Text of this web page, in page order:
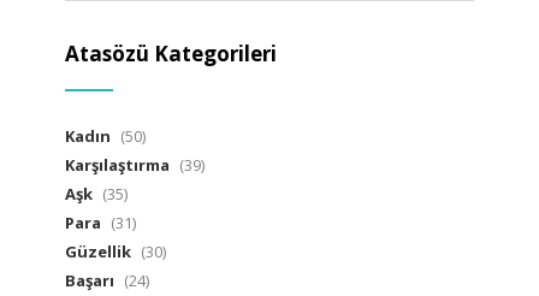
Atasözü Kategorileri
Kadın (50)
Karşılaştırma (39)
Aşk (35)
Para (31)
Güzellik (30)
Başarı (24)